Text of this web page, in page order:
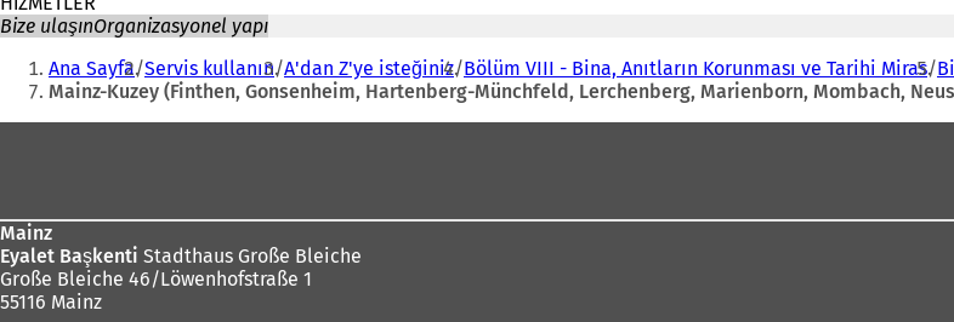
Bize ulaşınOrganizasyonel yapı
Buradasınız:
Ana Sayfa Servis kullanın A'dan Z'ye isteğiniz Bölüm VIII - Bina, Anıtların Korunması ve Tarihi Miras
Mainz-Kuzey (Finthen, Gonsenheim, Hartenberg-Münchfeld, Lerchenberg, Marienborn, Mombach,
Mainz
Eyalet Başkenti Stadthaus Große Bleiche
Große Bleiche 46/Löwenhofstraße 1
55116 Mainz